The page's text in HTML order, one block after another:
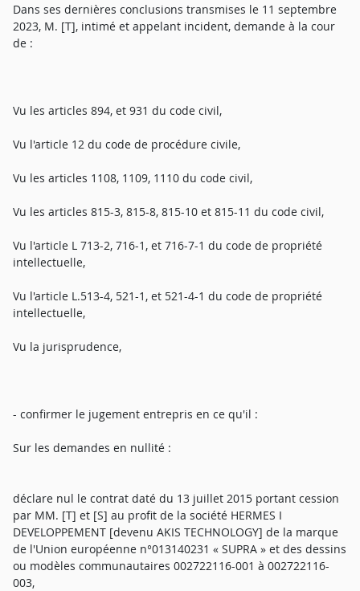
Dans ses dernières conclusions transmises le 11 septembre
2023, M. [T], intimé et appelant incident, demande à la cour
de :
Vu les articles 894, et 931 du code civil,
Vu l'article 12 du code de procédure civile,
Vu les articles 1108, 1109, 1110 du code civil,
Vu les articles 815-3, 815-8, 815-10 et 815-11 du code civil,
Vu l'article L 713-2, 716-1, et 716-7-1 du code de propriété
intellectuelle,
Vu l'article L.513-4, 521-1, et 521-4-1 du code de propriété
intellectuelle,
Vu la jurisprudence,
- confirmer le jugement entrepris en ce qu'il :
Sur les demandes en nullité :
déclare nul le contrat daté du 13 juillet 2015 portant cession
par MM. [T] et [S] au profit de la société HERMES I
DEVELOPPEMENT [devenu AKIS TECHNOLOGY] de la marque
de l'Union européenne n°013140231 « SUPRA » et des dessins
ou modèles communautaires 002722116-001 à 002722116-
003,